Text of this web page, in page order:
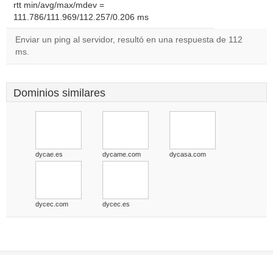
rtt min/avg/max/mdev =
111.786/111.969/112.257/0.206 ms
Enviar un ping al servidor, resultó en una respuesta de 112
ms.
Dominios similares
dycae.es dycame.com dycasa.com
dycec.com dycec.es